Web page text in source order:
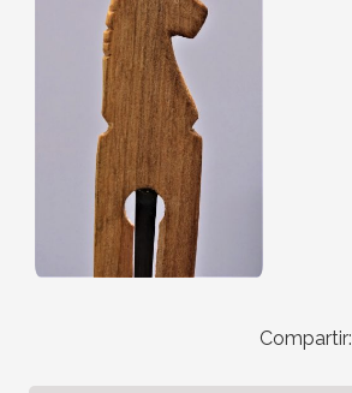
Compartir: